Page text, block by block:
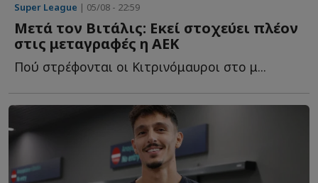
Super League | 05/08 - 22:59
Μετά τον Βιτάλις: Εκεί στοχεύει πλέον
στις μεταγραφές η ΑΕΚ
Πού στρέφονται οι Κιτρινόμαυροι στο μ...